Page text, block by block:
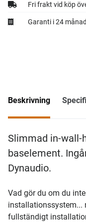
Fri frakt vid köp
Garanti i 24
Beskrivning
Slimmad in-
baselement.
Dynaudio.
Vad gör du om du
installationssystem...
fullständigt